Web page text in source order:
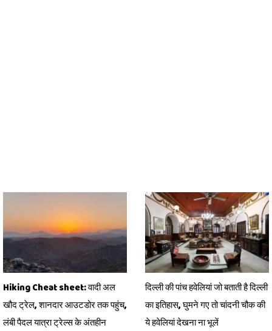
Hiking Cheat sheet: वादी अल
खौद ट्रेल, शानदार आउटडोर तक पहुंच,
लंबी पैदल यात्रा ट्रेल्स के अंतहीन
दिल्ली की पांच हवेलियां जो बताती है दिल्ली
का इतिहास, घुमने गए तो चांदनी चौक की
ये हवेलियां देखना ना भूलें